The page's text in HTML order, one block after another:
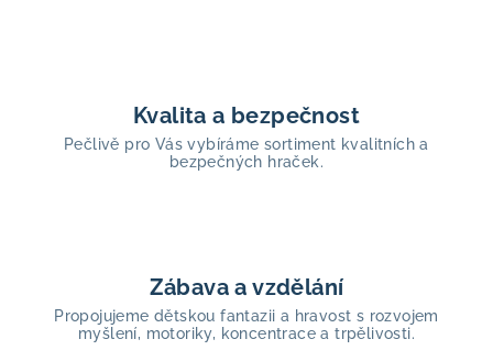
Kvalita a bezpečnost
Pečlivě pro Vás vybíráme sortiment kvalitních a
bezpečných hraček.
Zábava a vzdělání
Propojujeme dětskou fantazii a hravost s rozvojem
myšlení, motoriky, koncentrace a trpělivosti.